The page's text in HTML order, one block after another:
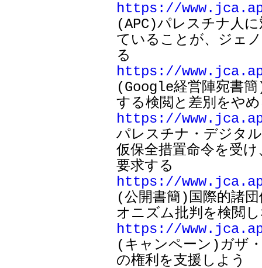
https://
(APC)パレスチナ人
ていることが、ジェ
https://
(Google経営陣宛書
https://
パレスチナ・デジタ
仮保全措置命令を受
https://
(公開書簡)国際的諸
https://
(キャンペーン)ガザ